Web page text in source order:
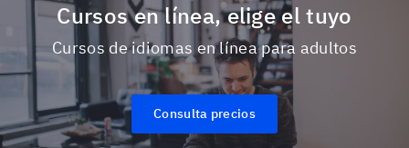
Cursos en línea, elige el tuyo
Cursos de idiomas en línea para adultos
Consulta precios